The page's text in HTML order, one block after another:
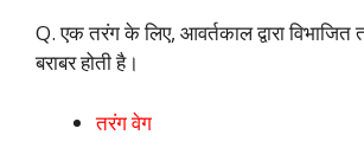
Q. एक तरंग के लिए, आवर्तकाल द्वारा विभाजित
बराबर होती है।
तरंग वेग